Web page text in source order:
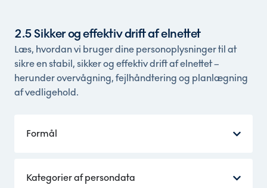
2.5 Sikker og effektiv drift af elnettet
Læs, hvordan vi bruger dine personoplysninger til at
sikre en stabil, sikker og effektiv drift af elnettet –
herunder overvågning, fejlhåndtering og planlægning
af vedligehold.
Formål
Kategorier af persondata